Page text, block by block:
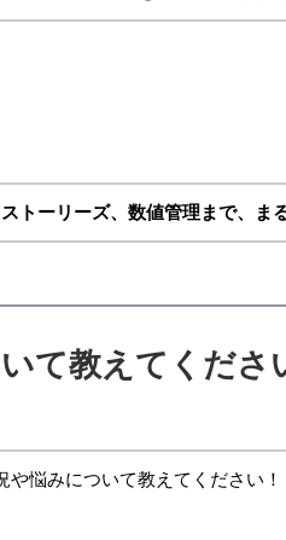
トーリーズ、数値管理まで、ま
て教えてくださ
悩みについて教えてください！